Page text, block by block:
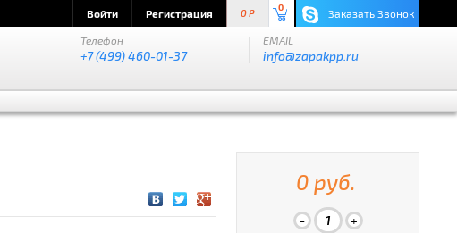
Войти Регистрация 0 P
0 Заказать Звонок
Телефон
+7 (499) 460-01-37
EMAIL
info@zapakpp.ru
0 руб.